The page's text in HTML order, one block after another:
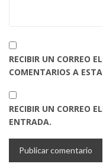
RECIBIR UN CORREO
COMENTARIOS A
RECIBIR UN CORREO
ENTRADA.